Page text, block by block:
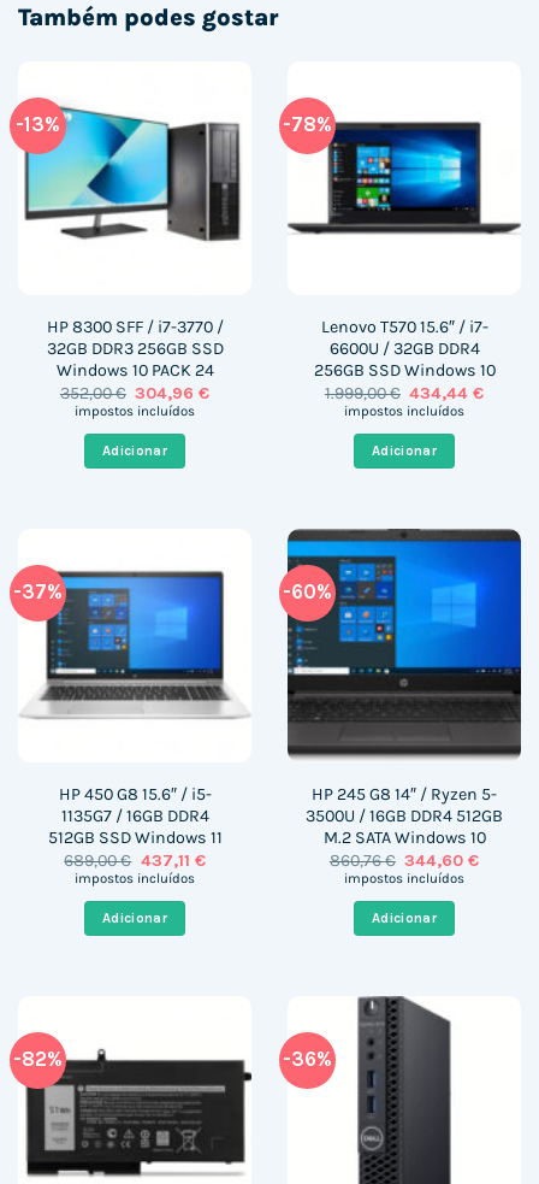
Também podes gostar
-13%
HP 8300 SFF / i7-3770 /
32GB DDR3 256GB SSD
Windows 10 PACK 24
352,00€ O
preço
era:
352,00 €.
304,96€O
impostos incluídos
Adicionar
-78%
Lenovo T570 15.6″ / i7-
6600U / 32GB DDR4
256GB SSD Windows 10
1.999,00€ O
preço
era:
1.999,00 €.
434,44€O
impostos incluídos
Adicionar
-37%
HP 450 G8 15.6″ / i5-
1135G7 / 16GB DDR4
512GB SSD Windows 11
689,00€ O
preço
689,00 €.
437,11 €O
impostos incluídos
Adicionar
-60%
HP 245 G8 14″ / Ryzen 5-
3500U / 16GB DDR4 512GB
M.2 SATA Windows 10
860,76€ O
preço
860,76 €.
344,60€O
impostos incluídos
Adicionar
-82% -36%